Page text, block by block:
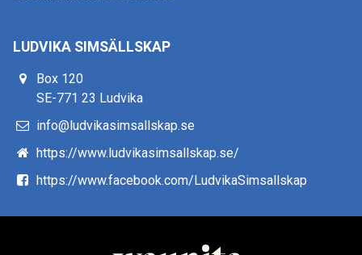
LUDVIKA SIMSÄLLSKAP
Box 120
SE-771 23 Ludvika
info@ludvikasimsallskap.se
https://www.ludvikasimsallskap.se/
https://www.facebook.com/LudvikaSimsallskap